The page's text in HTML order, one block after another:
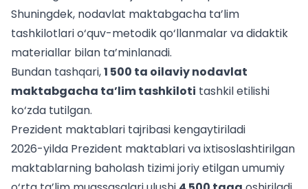
Shuningdek, nodavlat maktabgacha ta’lim
tashkilotlari o‘quv-metodik qo‘llanmalar va didaktik
materiallar bilan ta’minlanadi.
Bundan tashqari,1 500 ta oilaviy nodavlat
maktabgacha ta’lim tashkiloti tashkil etilishi
ko‘zda tutilgan.
Prezident maktablari tajribasi kengaytiriladi
2026-yilda Prezident maktablari va ixtisoslashtirilgan
maktablarning baholash tizimijoriy etilgan umumiy